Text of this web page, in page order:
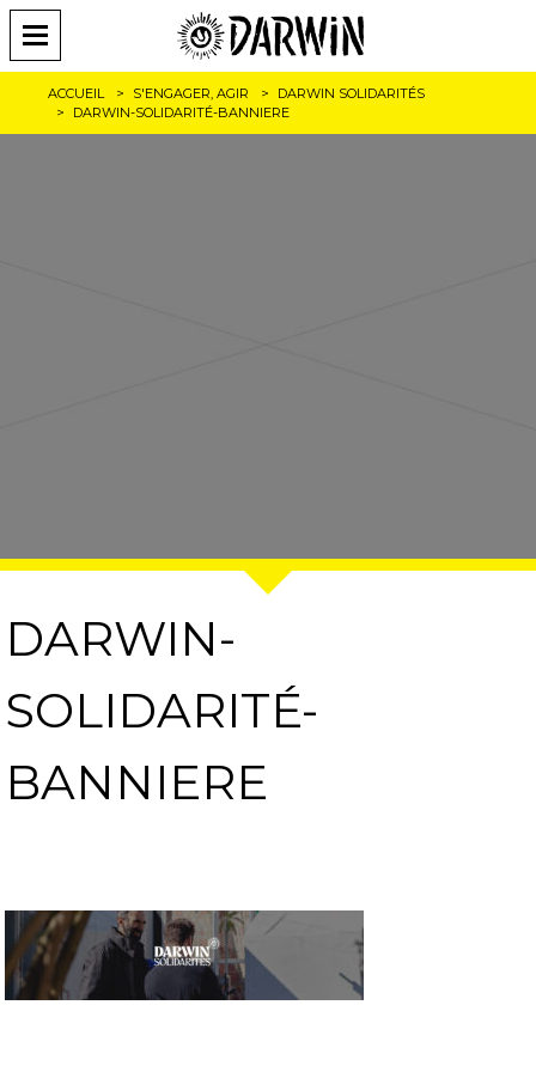
ACCUEIL S'ENGAGER, AGIR
DARWIN SOLIDARITÉS
DARWIN-SOLIDARITÉ-BANNIERE
DARWIN-
SOLIDARITÉ-
BANNIERE